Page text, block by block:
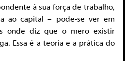
à sua força de trabalho,
ao capital – pode-se ver em
onde diz que o mero existir
Essa é a teoria e a prática do